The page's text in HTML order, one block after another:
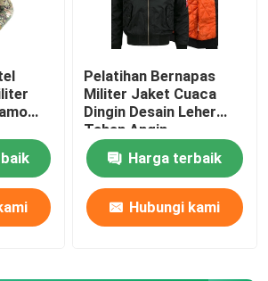
Pelatihan Bernapas
Militer Jaket Cuaca
Dingin Desain Leher
Tahan Angin
Harga terbaik
Hubungi kami